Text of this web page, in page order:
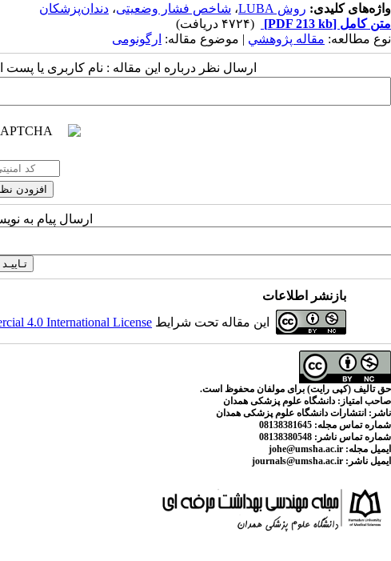
واژه‌های کلیدی: روش LUBA ، شاخص فشار وضعیتی، دندان‌پزشکان
متن کامل [PDF 213 kb]
(۴۷۲۴ دریافت)
نوع مطالعه: مقاله پژوهشي | موضوع مقاله: ارگونومی
ارسال نظر درباره این مقاله : نام کاربری یا پست
ارسال پیام به
بازنشر اطلاعات
این مقاله تحت شرایط 4.0 International License
حق تالیف (کپی رایت) برای مولفان محفوظ است.
صاحب امتیاز: دانشگاه علوم پزشکی همدان
ناشر: انتشارات دانشگاه علوم پزشکی همدان
شماره تماس مجله: 08138381645
شماره تماس ناشر:
ایمیل مجله:
ایمیل ناشر: